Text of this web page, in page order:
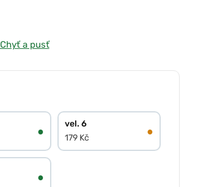
a pusť
●
vel. 6
179 Kč
●
●